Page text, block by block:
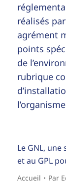
réalisés
agrément
points
de
rubrique
Le GNL,
et au GPL
Accueil Par